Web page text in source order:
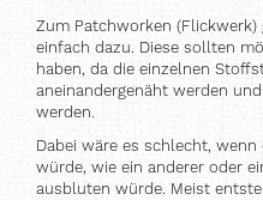
Zum Patchworken
einfach dazu. Diese sollten
haben, da die einzelnen
aneinandergenäht werden
werden.
Dabei wäre es schlecht,
würde, wie ein anderer oder
ausbluten würde. Meist